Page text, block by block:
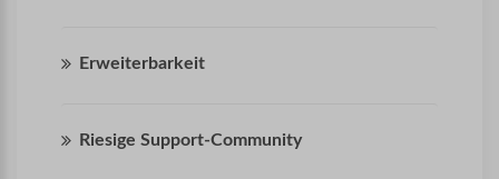
Erweiterbarkeit
Riesige Support-Community